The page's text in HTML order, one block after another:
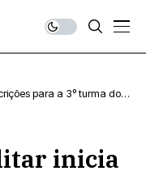
para a 3º turma do
inicia